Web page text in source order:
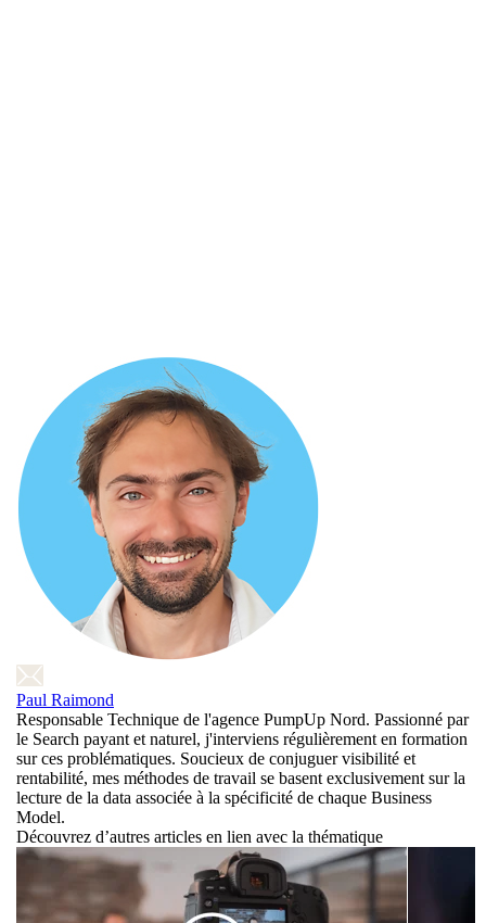
Paul Raimond
Responsable Technique de l'agence PumpUp Nord. Passionné par
le Search payant et naturel, j'interviens régulièrement en formation
sur ces problématiques. Soucieux de conjuguer visibilité et
rentabilité, mes méthodes de travail se basent exclusivement sur la
lecture de la data associée à la spécificité de chaque Business
Model.
Découvrez d’autres articles en lien avec la thématique